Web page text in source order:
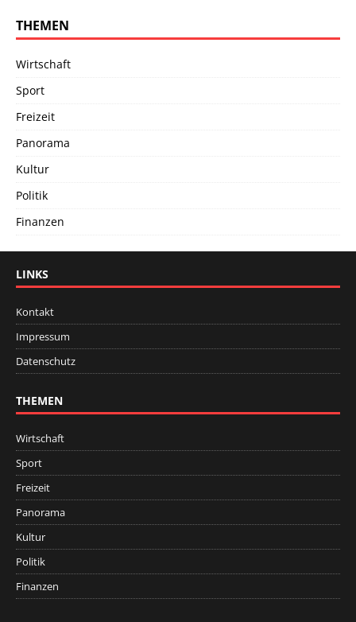
THEMEN
Wirtschaft
Sport
Freizeit
Panorama
Kultur
Politik
Finanzen
LINKS
Kontakt
Impressum
Datenschutz
THEMEN
Wirtschaft
Sport
Freizeit
Panorama
Kultur
Politik
Finanzen